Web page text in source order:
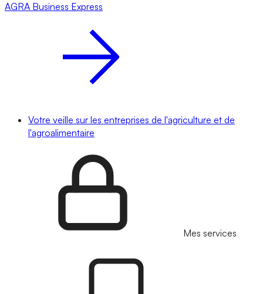
AGRA Business Express
Votre veille sur les entreprises de l'agriculture et de
l'agroalimentaire
Mes services